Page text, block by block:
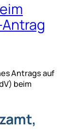
Antrags auf
beim